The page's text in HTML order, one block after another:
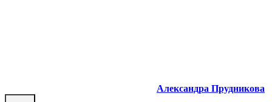
Александра Прудникова